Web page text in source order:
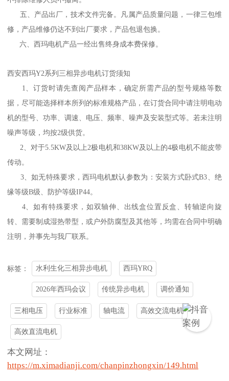
五、产品出厂，技术文件完备。凡属产品质量问题，一律三包维
修，产品维修仍达不到出厂要求，产品包退包换。
六、西玛电机产品一经出售终身成本费保修。
西安西玛Y2系列三相异步电机订货须知
1、订货时请先查阅产品样本，确定所需产品的型号规格等数
据，尽可能选择样本所列的标准规格产品，在订货合同中请注明电动
机的型号、功率、调速、电压、频率、噪声及安装型式等。若未注明
噪声等级，均按2级供货。
2、对于5.5KW及以上2极电机和38KW及以上的4极电机不能皮带
传动。
3、如无特殊要求，西玛电机默认参数为：安装方式卧式B3、绝
缘等级B级、防护等级IP44。
4、如有特殊要求，如双轴伸、出线盒位置反盒、转轴逆向旋
转、需要制成湿热带型，或户外防腐型及其他等，均需在合同中明确
注明，并事先与我厂联系。
标签： 水利生化三相异步电机 西玛YRQ
2026年西玛会议 传统异步电机 调价通知
三相电压 行业标准 轴电流 高效交流电机
高效直流电机
本文网址：
https://m.ximadianji.com/chanpinzhongxin/149.html